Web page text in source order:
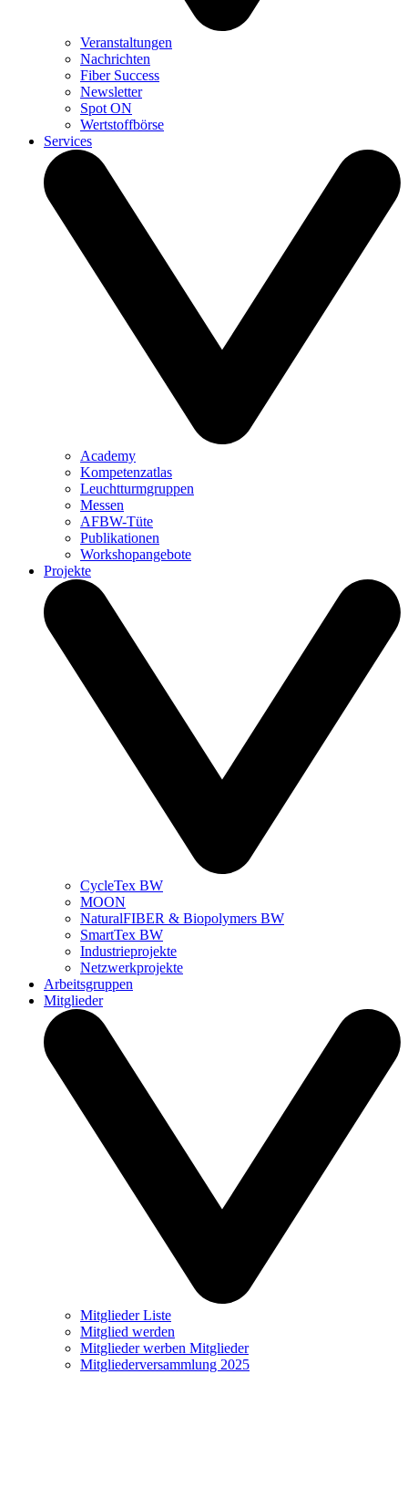
Veranstaltungen
Nachrichten
Fiber Success
Newsletter
Spot ON
Wertstoffbörse
Services
Academy
Kompetenzatlas
Leuchtturm­gruppen
Messen
AFBW-Tüte
Publikationen
Workshopangebote
Projekte
CycleTex BW
MOON
NaturalFIBER & Biopolymers BW
SmartTex BW
Industrieprojekte
Netzwerkprojekte
Arbeitsgruppen
Mitglieder
Mitglieder Liste
Mitglied werden
Mitglieder werben Mitglieder
Mitgliederversammlung 2025